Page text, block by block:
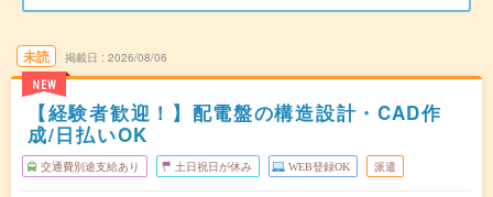
未読
NEW
掲載日 2026/08/06
【経験者歓迎！】配電盤の構造設計・CAD作
成/日払いOK
交通費別途支給あり 土日祝日が休み WEB登録OK 派遣